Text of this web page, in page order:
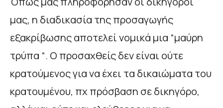
μας, η διαδικασία της προσαγωγής
εξακρίβωσης αποτελεί νομικά μια “μαύρη
τρύπα “. Ο προσαχθείς δεν είναι ούτε
κρατούμενος για να έχει τα δικαιώματα του
κρατουμένου, πχ πρόσβαση σε δικηγόρο,